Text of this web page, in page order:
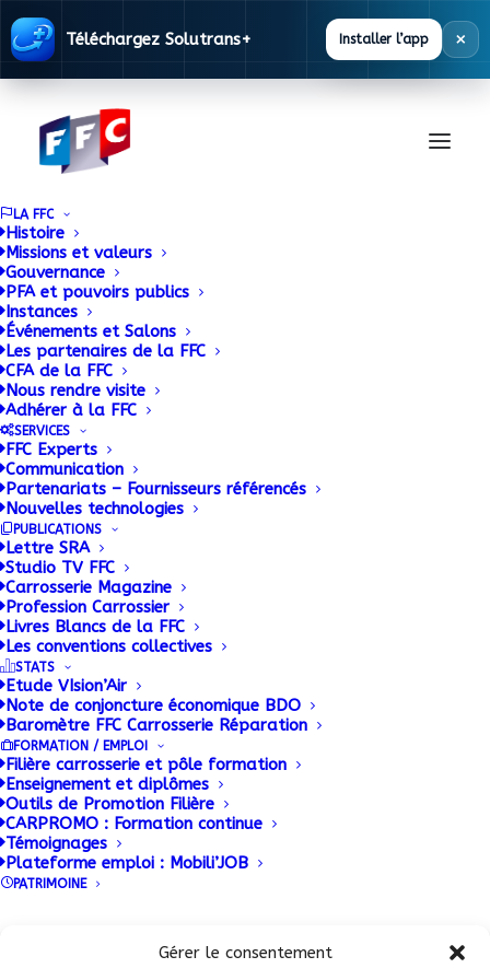
Gérer le consentement
Téléchargez Solutrans+ Installer l’app ×
LA FFC
Histoire
Missions et valeurs
Gouvernance
PFA et pouvoirs publics
Instances
Événements et Salons
Les partenaires de la FFC
CFA de la FFC
Nous rendre visite
Adhérer à la FFC
SERVICES
FFC Experts
Communication
Partenariats – Fournisseurs référencés
Nouvelles technologies
PUBLICATIONS
Lettre SRA
Studio TV FFC
Carrosserie Magazine
Profession Carrossier
Livres Blancs de la FFC
Les conventions collectives
STATS
Etude VIsion’Air
Note de conjoncture économique BDO
Baromètre FFC Carrosserie Réparation
FORMATION / EMPLOI
Filière carrosserie et pôle formation
Enseignement et diplômes
Outils de Promotion Filière
CARPROMO : Formation continue
Témoignages
Plateforme emploi : Mobili’JOB
PATRIMOINE
Les clients des
ateliers indépendants
sont à 57 % infidèles !
4 FÉVRIER 2016
La semaine dernière, les statistiques du site
« Controletechniquegratuit.com » montraient que
les réseaux constructeurs ne sont pas fréquentés
par 52 % des véhicules de plus de 4 ans. Les
indépendants les ont certes presque tous, mais
avec une vilaine surprise : 57 % d’entre eux… sont
infidèles !
Politique de confidentialité